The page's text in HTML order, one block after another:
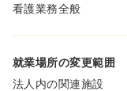
看護業務全般
就業場所の変更範囲
法人内の関連施設